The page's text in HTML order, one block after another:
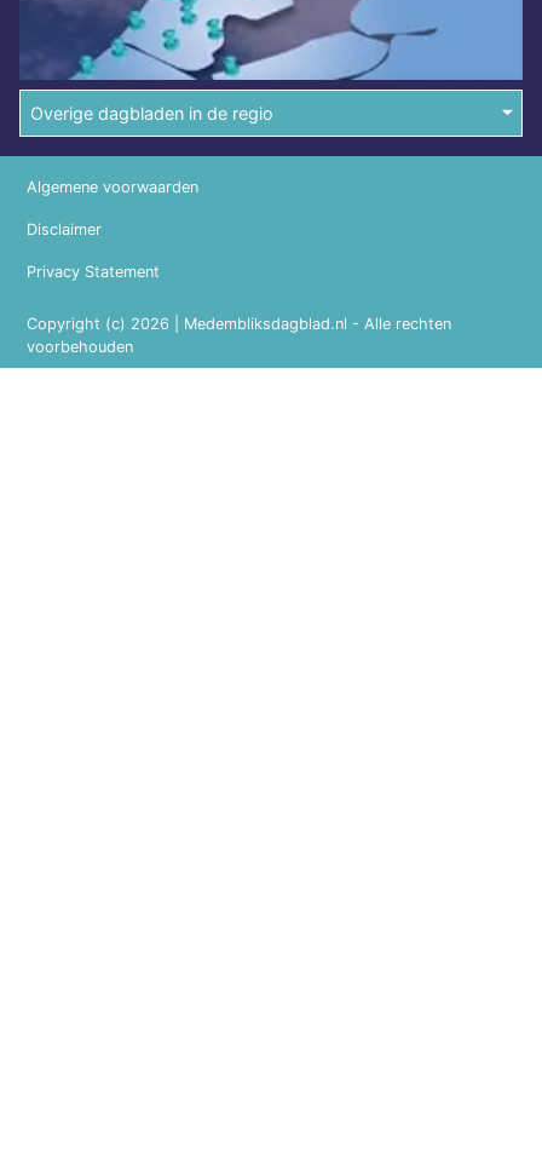
Overige dagbladen in de regio
Copyright (c) 2026 | Medembliksdagblad.nl - Alle rechten
voorbehouden
Algemene voorwaarden
Disclaimer
Privacy Statement